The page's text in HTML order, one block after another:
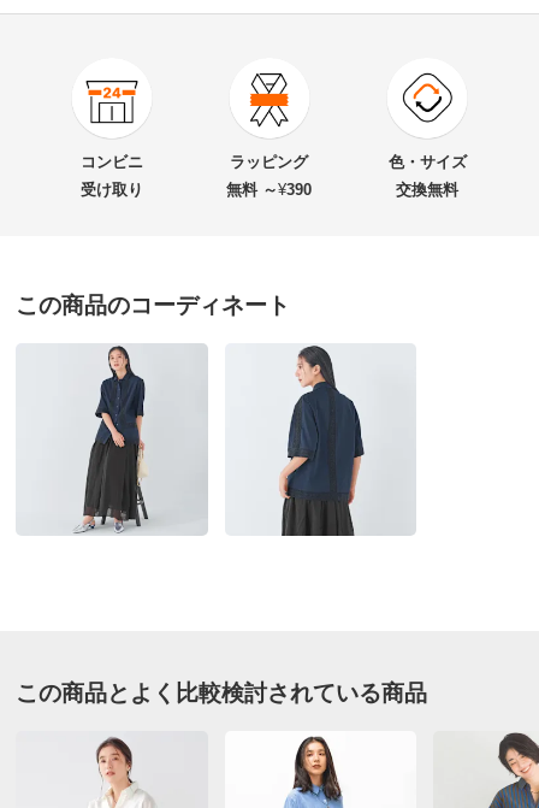
商品番号 900-1919-02
送料・送料種
基本配送料：¥880
送料について
■色：ネイビー×ブラック
■素材：本体・レース部分共…綿100％
■前中心ボタン開き
■原産国：中国製
バスト（適応） 72～80 79～87 86～94
65
袖口幅 22.5
★★★★★
★★★★★
★★
★★★
愛知県 60代以上女性 身長 : 156cm
普段のサイズ : L 購入したサイズで「ちょうどよかった」
少しだけしっかりめの生地のシャツという感じです。い
つものサイズでぴったりでした。
洋服によって着用時の身幅のイメージができにくい気が
しています。
すべての口コミを見る
コンビニ
受け取り
ラッピング
無料 ～¥390
色・サイズ
交換無料
この商品のコーディネート
この商品とよく比較検討されている商品